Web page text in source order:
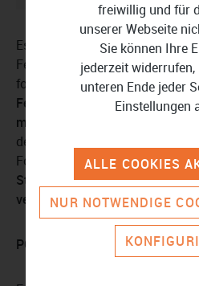
Es gibt mehrere Gründe, die für
Festplatte sprechen.
formatieren immer dann
Festplatte restlos und
müssen
. Das ist zum Beispiel
dem Verkauf eines Gerätes der
Formatierung auch ein
Strukturen zu ordnenunddie
verbessern
PC-Leistung optimieren
freiwillig und für
unserer Webseite
Sie können Ihre
jederzeit
unteren Ende jeder
Einstellungen
NUR NOTWENDIGE
ALLE COOKIES